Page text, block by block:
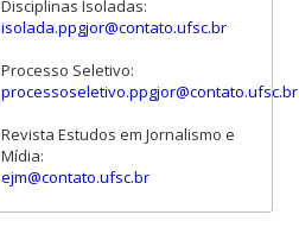
Disciplinas Isoladas:
isolada.ppgjor@contato.ufsc.br
Processo Seletivo:
processoseletivo.ppgjor@contato.ufsc.br
Revista Estudos em Jornalismo e
Mídia:
ejm@contato.ufsc.br